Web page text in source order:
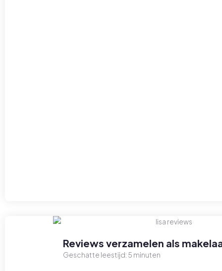
Reviews verzamelen als
Geschatte leestijd: 5 minuten